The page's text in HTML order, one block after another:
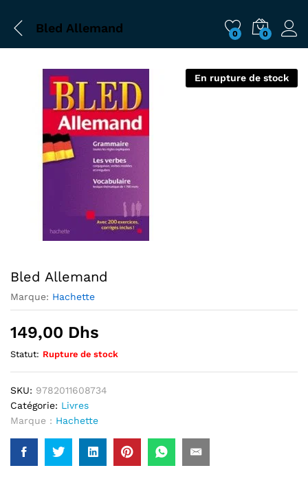
Bled Allemand 0 0
En rupture de stock
Bled Allemand
Marque: Hachette
149,00 Dhs
Statut: Rupture de stock
SKU: 9782011608734
Catégorie: Livres
Marque : Hachette